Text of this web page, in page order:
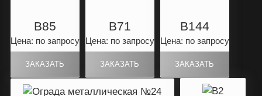
B85
Цена: по запросу
B71
Цена: по запросу
B144
Цена: по запросу